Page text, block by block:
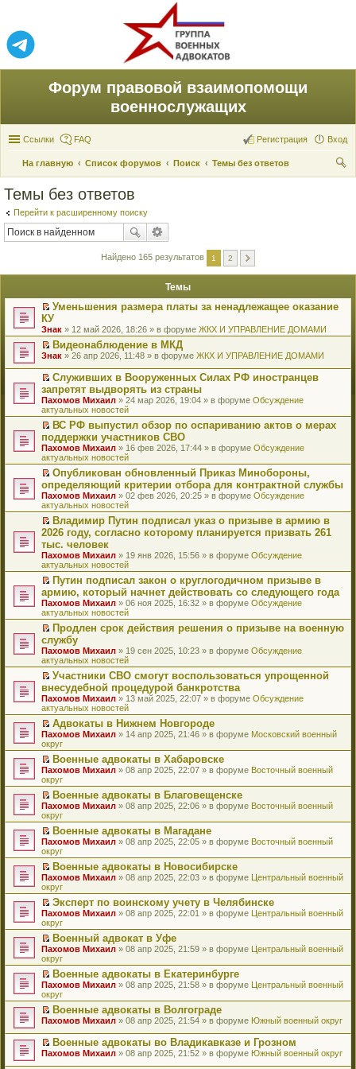
Форум правовой взаимопомощи
военнослужащих
Ссылки FAQ Вход
Регистрация
На главную Список форумов Поиск
Темы без ответов
Темы без ответов
Перейти к расширенному поиску
Найдено 165 результатов 1 2
Темы
П
е
р
е
й
и
к
п
е
р
в
о
м
у
н
е
п
р
о
ч
и
т
а
н
н
о
м
у
с
о
о
б
щ
е
н
и
ю
Уменьшения размера платы за ненадлежащее оказание
КУ
Знак » 12 май 2026, 18:26 » в форуме ЖКХ И УПРАВЛЕНИЕ ДОМАМИ
П
р
е
й
т
и
к
п
е
р
в
о
м
у
н
е
п
р
о
ч
и
т
а
н
н
о
м
у
с
о
о
б
щ
е
н
и
ю
Видеонаблюдение в МКД
Знак » 26 апр 2026, 11:48 » в форуме ЖКХ И УПРАВЛЕНИЕ ДОМАМИ
П
е
р
е
й
т
и
к
п
е
р
в
о
м
у
н
е
п
р
о
ч
и
т
а
н
н
о
м
у
с
о
о
б
щ
е
н
и
ю
Служивших в Вооруженных Силах РФ иностранцев
запретят выдворять из страны
Пахомов Михаил » 24 мар 2026, 19:04 » в форуме Обсуждение
актуальных новостей
П
е
р
е
й
т
и
к
п
е
р
в
о
м
у
н
е
п
р
о
ч
и
т
а
н
н
о
м
у
с
о
о
б
щ
е
н
и
ю
ВС РФ выпустил обзор по оспариванию актов о мерах
поддержки участников СВО
Пахомов Михаил » 16 фев 2026, 17:44 » в форуме Обсуждение
актуальных новостей
П
е
р
е
й
т
и
к
п
е
р
в
о
м
у
н
е
п
р
о
ч
и
т
а
н
н
о
м
у
с
о
о
б
щ
е
н
и
ю
Опубликован обновленный Приказ Минобороны,
определяющий критерии отбора для контрактной службы
Пахомов Михаил » 02 фев 2026, 20:25 » в форуме Обсуждение
актуальных новостей
П
е
р
е
й
т
и
к
п
е
р
в
о
м
у
н
е
п
р
о
ч
и
т
а
н
н
о
м
у
с
о
о
б
щ
е
н
и
ю
Владимир Путин подписал указ о призыве в армию в
2026 году, согласно которому планируется призвать 261
тыс. человек
Пахомов Михаил » 19 янв 2026, 15:56 » в форуме Обсуждение
актуальных новостей
П
е
р
е
й
т
и
к
п
е
р
в
о
м
у
н
е
п
р
о
ч
и
т
а
н
н
о
м
у
с
о
о
б
щ
е
н
и
ю
Путин подписал закон о круглогодичном призыве в
армию, который начнет действовать со следующего года
Пахомов Михаил » 06 ноя 2025, 16:32 » в форуме Обсуждение
актуальных новостей
П
е
р
е
й
т
и
к
п
е
р
в
о
м
у
н
е
п
р
о
ч
и
т
а
н
н
о
м
у
с
о
о
б
щ
е
н
и
ю
Продлен срок действия решения о призыве на военную
службу
Пахомов Михаил » 19 сен 2025, 10:23 » в форуме Обсуждение
актуальных новостей
П
е
р
е
й
т
и
к
п
е
р
в
о
м
у
н
е
п
р
о
ч
и
т
а
н
н
о
м
у
с
о
о
б
щ
е
н
ю
Участники СВО смогут воспользоваться упрощенной
внесудебной процедурой банкротства
Пахомов Михаил » 13 май 2025, 22:07 » в форуме Обсуждение
актуальных новостей
П
е
р
е
й
т
и
к
п
е
р
в
о
м
у
н
е
п
р
о
ч
и
т
а
н
н
о
м
у
с
о
б
щ
е
н
Адвокаты в Нижнем Новгороде
Пахомов Михаил » 14 апр 2025, 21:46 » в форуме Московский военный
округ
П
е
р
е
й
т
и
к
п
е
р
в
о
м
у
н
е
п
р
о
ч
и
т
а
н
н
о
м
у
с
о
Военные адвокаты в Хабаровске
Пахомов Михаил » 08 апр 2025, 22:07 » в форуме Восточный военный
округ
П
е
р
е
й
т
и
к
п
е
р
в
о
м
у
н
е
п
р
о
ч
и
т
а
н
н
о
Военные адвокаты в Благовещенске
Пахомов Михаил » 08 апр 2025, 22:06 » в форуме Восточный военный
округ
П
е
р
е
й
т
и
к
п
е
р
в
о
м
у
н
е
п
р
о
и
т
а
Военные адвокаты в Магадане
Пахомов Михаил » 08 апр 2025, 22:05 » в форуме Восточный военный
округ
П
е
р
е
й
т
и
к
п
е
р
в
о
м
у
н
п
р
о
ч
Военные адвокаты в Новосибирске
Пахомов Михаил » 08 апр 2025, 22:03 » в форуме Центральный военный
округ
П
е
р
е
й
т
и
к
п
е
р
в
о
м
у
н
Эксперт по воинскому учету в Челябинске
Пахомов Михаил » 08 апр 2025, 22:01 » в форуме Центральный военный
округ
П
е
р
е
й
т
и
к
п
е
р
в
Военный адвокат в Уфе
Пахомов Михаил » 08 апр 2025, 21:59 » в форуме Центральный военный
округ
П
е
р
е
й
и
к
п
Военные адвокаты в Екатеринбурге
Пахомов Михаил » 08 апр 2025, 21:58 » в форуме Центральный военный
округ
П
р
е
й
т
Военные адвокаты в Волгограде
Пахомов Михаил » 08 апр 2025, 21:54 » в форуме Южный военный округ
П
Военные адвокаты во Владикавказе и Грозном
Пахомов Михаил » 08 апр 2025, 21:52 » в форуме Южный военный округ